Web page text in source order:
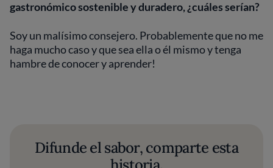
gastronómico sostenible y duradero, ¿cuáles serían?
Soy un malísimo consejero. Probablemente que no me
haga mucho caso y que sea ella o él mismo y tenga
hambre de conocer y aprender!
Difunde el sabor, comparte esta